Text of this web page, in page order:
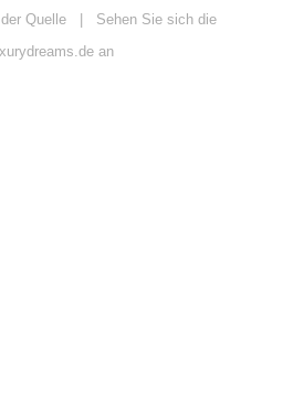
Quelle | Sehen Sie sich die
an